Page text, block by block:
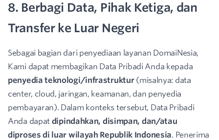
8. Berbagi Data, Pihak Ketiga, dan
Transfer ke Luar Negeri
Sebagai bagian dari penyediaan layanan DomaiNesia,
Kami dapat membagikan Data Pribadi Anda kepada
penyedia teknologi/infrastruktur(misalnya: data
center, cloud, jaringan, keamanan, dan penyedia
pembayaran). Dalam konteks tersebut, Data Pribadi
Anda dapat dipindahkan, disimpan, dan/atau
diproses di luar wilayah Republik Indonesia. Penerima